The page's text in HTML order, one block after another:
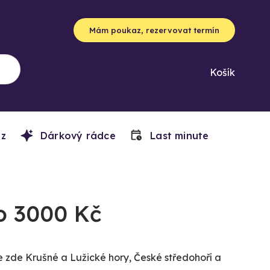
Mám poukaz, rezervovat termín
Košík
Dárkový rádce Last minute
3000 Kč
Krušné a Lužické hory, České středohoří a